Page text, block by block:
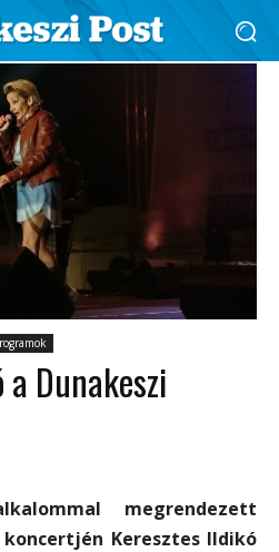
Dunakeszi
megrendezett
koncertjén Keresztes Ildikó